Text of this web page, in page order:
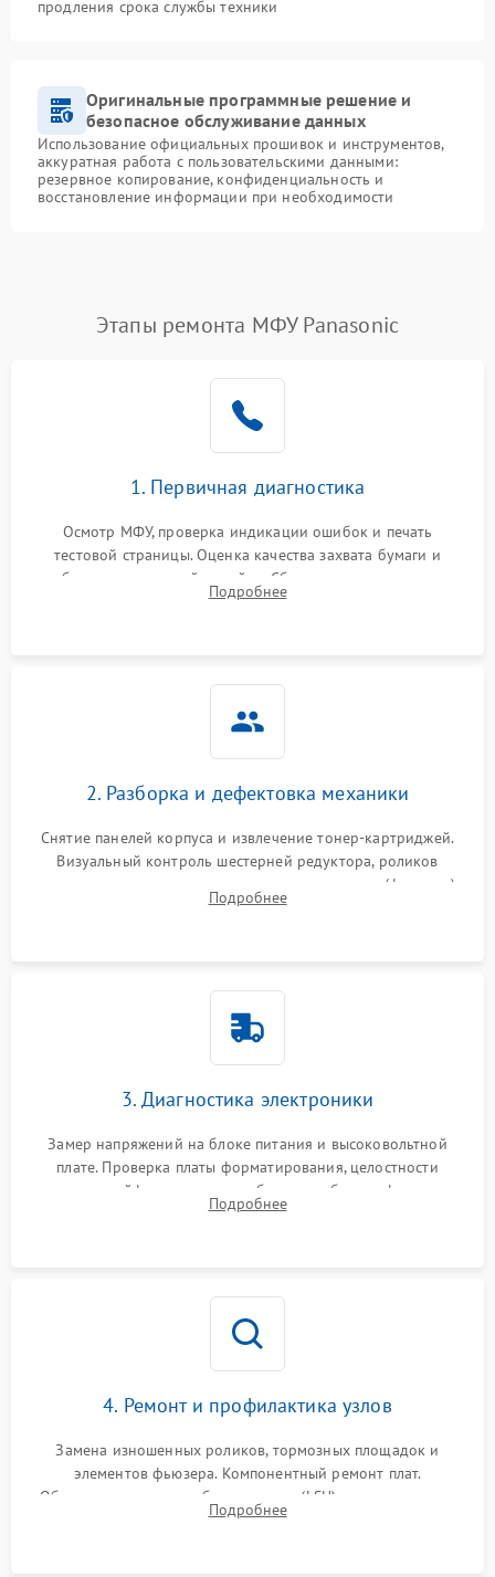
продления срока службы техники
Оригинальные программные решение и
безопасное обслуживание данных
Использование официальных прошивок и инструментов,
аккуратная работа с пользовательскими данными:
резервное копирование, конфиденциальность и
восстановление информации при необходимости
Этапы ремонта МФУ Panasonic
1. Первичная диагностика
Осмотр МФУ, проверка индикации ошибок и печать
тестовой страницы. Оценка качества захвата бумаги и
работы сканирующей линейки. Сбор данных о замятиях,
дефектах изображения или посторонних шумах при работе.
Подробнее
2. Разборка и дефектовка механики
Снятие панелей корпуса и извлечение тонер-картриджей.
Визуальный контроль шестерней редуктора, роликов
захвата, термопленки и прижимного вала в печи (фьюзере).
Проверка оптики сканера на загрязнения.
Подробнее
3. Диагностика электроники
Замер напряжений на блоке питания и высоковольтной
плате. Проверка платы форматирования, целостности
плоских шлейфов сканера и работоспособности флажков и
оптопар (датчиков прохождения бумаги).
Подробнее
4. Ремонт и профилактика узлов
Замена изношенных роликов, тормозных площадок и
элементов фьюзера. Компонентный ремонт плат.
Обязательная очистка блока лазера (LSU), зеркал и тракта
печати от просыпанного тонера и бумажной пыли.
Подробнее